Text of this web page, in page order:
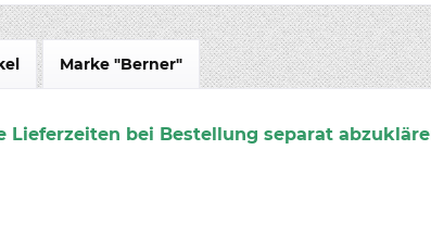
Marke "Berner"
bei Bestellung separat